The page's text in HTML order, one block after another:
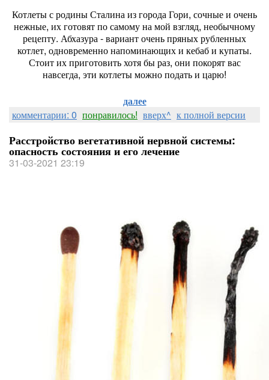
Котлеты с родины Сталина из города Гори, сочные и очень
нежные, их готовят по самому на мой взгляд, необычному
рецепту. Абхазура - вариант очень пряных рубленных
котлет, одновременно напоминающих и кебаб и купаты.
Стоит их приготовить хотя бы раз, они покорят вас
навсегда, эти котлеты можно подать и царю!
далее
комментарии: 0 понравилось! вверх^ к полной версии
Расстройство вегетативной нервной системы:
опасность состояния и его лечение
31-03-2021 23:19